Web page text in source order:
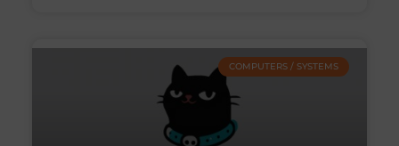
COMPUTERS / SYSTEMS